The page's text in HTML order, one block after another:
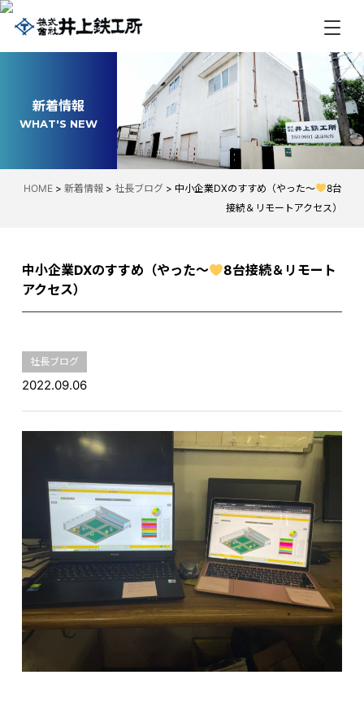
新着情報
WHAT'S NEW
HOME >新着情報 > 社長ブログ > 中小企業DXのすすめ（やった〜
8台
接続＆リモートアクセス）
中小企業DXのすすめ（やった〜
8台接続＆リモート
アクセス）
社長ブログ
2022.09.06